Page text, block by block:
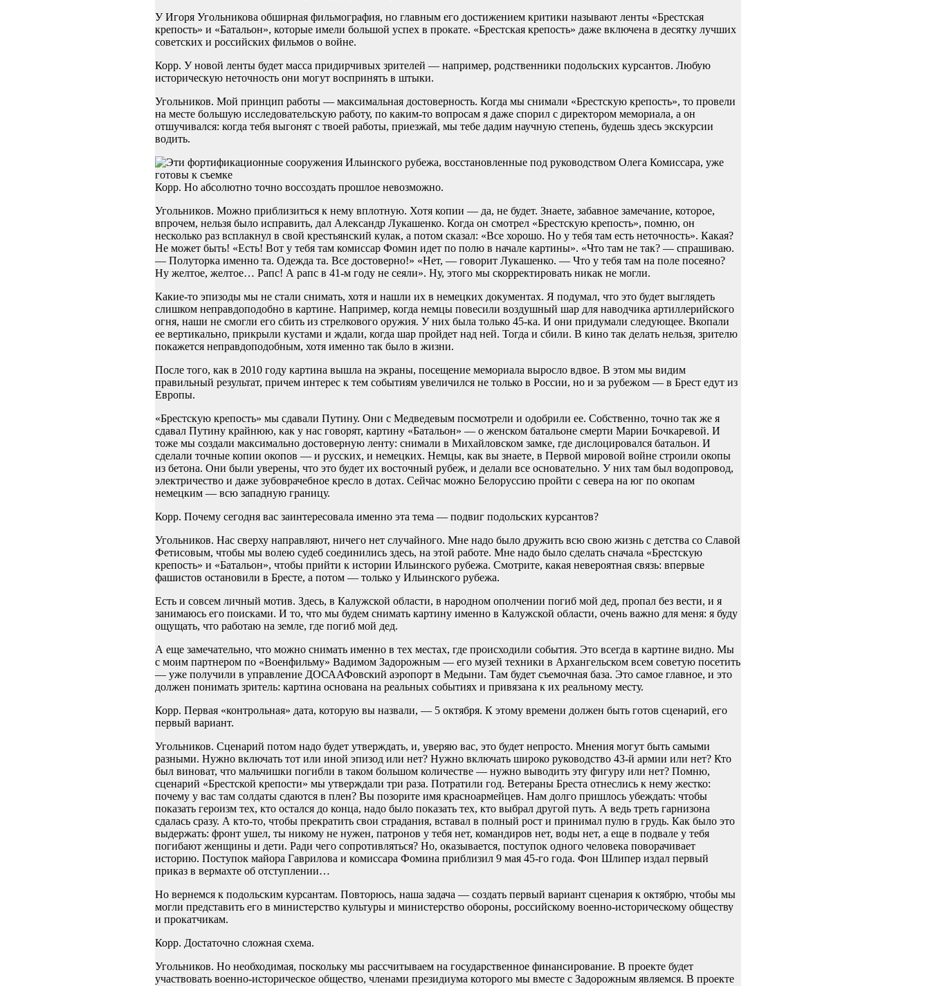
У Игоря Угольникова обширная фильмография, но главным его достижением критики называют ленты «Брестская
крепость» и «Батальон», которые имели большой успех в прокате. «Брестская крепость» даже включена в десятку лучших
советских и российских фильмов о войне.
Корр. У новой ленты будет масса придирчивых зрителей — например, родственники подольских курсантов. Любую
историческую неточность они могут воспринять в штыки.
Угольников. Мой принцип работы — максимальная достоверность. Когда мы снимали «Брестскую крепость», то провели
на месте большую исследовательскую работу, по каким-то вопросам я даже спорил с директором мемориала, а он
отшучивался: когда тебя выгонят с твоей работы, приезжай, мы тебе дадим научную степень, будешь здесь экскурсии
водить.
Корр. Но абсолютно точно воссоздать прошлое невозможно.
Угольников. Можно приблизиться к нему вплотную. Хотя копии — да, не будет. Знаете, забавное замечание, которое,
впрочем, нельзя было исправить, дал Александр Лукашенко. Когда он смотрел «Брестскую крепость», помню, он
несколько раз всплакнул в свой крестьянский кулак, а потом сказал: «Все хорошо. Но у тебя там есть неточность». Какая?
Не может быть! «Есть! Вот у тебя там комиссар Фомин идет по полю в начале картины». «Что там не так? — спрашиваю.
— Полуторка именно та. Одежда та. Все достоверно!» «Нет, — говорит Лукашенко. — Что у тебя там на поле посеяно?
Ну желтое, желтое… Рапс! А рапс в 41-м году не сеяли». Ну, этого мы скорректировать никак не могли.
Какие-то эпизоды мы не стали снимать, хотя и нашли их в немецких документах. Я подумал, что это будет выглядеть
слишком неправдоподобно в картине. Например, когда немцы повесили воздушный шар для наводчика артиллерийского
огня, наши не смогли его сбить из стрелкового оружия. У них была только 45-ка. И они придумали следующее. Вкопали
ее вертикально, прикрыли кустами и ждали, когда шар пройдет над ней. Тогда и сбили. В кино так делать нельзя, зрителю
покажется неправдоподобным, хотя именно так было в жизни.
После того, как в 2010 году картина вышла на экраны, посещение мемориала выросло вдвое. В этом мы видим
правильный результат, причем интерес к тем событиям увеличился не только в России, но и за рубежом — в Брест едут из
Европы.
«Брестскую крепость» мы сдавали Путину. Они с Медведевым посмотрели и одобрили ее. Собственно, точно так же я
сдавал Путину крайнюю, как у нас говорят, картину «Батальон» — о женском батальоне смерти Марии Бочкаревой. И
тоже мы создали максимально достоверную ленту: снимали в Михайловском замке, где дислоцировался батальон. И
сделали точные копии окопов — и русских, и немецких. Немцы, как вы знаете, в Первой мировой войне строили окопы
из бетона. Они были уверены, что это будет их восточный рубеж, и делали все основательно. У них там был водопровод,
электричество и даже зубоврачебное кресло в дотах. Сейчас можно Белоруссию пройти с севера на юг по окопам
немецким — всю западную границу.
Корр. Почему сегодня вас заинтересовала именно эта тема — подвиг подольских курсантов?
Угольников. Нас сверху направляют, ничего нет случайного. Мне надо было дружить всю свою жизнь с детства со Славой
Фетисовым, чтобы мы волею судеб соединились здесь, на этой работе. Мне надо было сделать сначала «Брестскую
крепость» и «Батальон», чтобы прийти к истории Ильинского рубежа. Смотрите, какая невероятная связь: впервые
фашистов остановили в Бресте, а потом — только у Ильинского рубежа.
Есть и совсем личный мотив. Здесь, в Калужской области, в народном ополчении погиб мой дед, пропал без вести, и я
занимаюсь его поисками. И то, что мы будем снимать картину именно в Калужской области, очень важно для меня: я буду
ощущать, что работаю на земле, где погиб мой дед.
А еще замечательно, что можно снимать именно в тех местах, где происходили события. Это всегда в картине видно. Мы
с моим партнером по «Военфильму» Вадимом Задорожным — его музей техники в Архангельском всем советую посетить
— уже получили в управление ДОСААФовский аэропорт в Медыни. Там будет съемочная база. Это самое главное, и это
должен понимать зритель: картина основана на реальных событиях и привязана к их реальному месту.
Корр. Первая «контрольная» дата, которую вы назвали, — 5 октября. К этому времени должен быть готов сценарий, его
первый вариант.
Угольников. Сценарий потом надо будет утверждать, и, уверяю вас, это будет непросто. Мнения могут быть самыми
разными. Нужно включать тот или иной эпизод или нет? Нужно включать широко руководство 43-й армии или нет? Кто
был виноват, что мальчишки погибли в таком большом количестве — нужно выводить эту фигуру или нет? Помню,
сценарий «Брестской крепости» мы утверждали три раза. Потратили год. Ветераны Бреста отнеслись к нему жестко:
почему у вас там солдаты сдаются в плен? Вы позорите имя красноармейцев. Нам долго пришлось убеждать: чтобы
показать героизм тех, кто остался до конца, надо было показать тех, кто выбрал другой путь. А ведь треть гарнизона
сдалась сразу. А кто-то, чтобы прекратить свои страдания, вставал в полный рост и принимал пулю в грудь. Как было это
выдержать: фронт ушел, ты никому не нужен, патронов у тебя нет, командиров нет, воды нет, а еще в подвале у тебя
погибают женщины и дети. Ради чего сопротивляться? Но, оказывается, поступок одного человека поворачивает
историю. Поступок майора Гаврилова и комиссара Фомина приблизил 9 мая 45-го года. Фон Шлипер издал первый
приказ в вермахте об отступлении…
Но вернемся к подольским курсантам. Повторюсь, наша задача — создать первый вариант сценария к октябрю, чтобы мы
могли представить его в министерство культуры и министерство обороны, российскому военно-историческому обществу
и прокатчикам.
Корр. Достаточно сложная схема.
Угольников. Но необходимая, поскольку мы рассчитываем на государственное финансирование. В проекте будет
участвовать военно-историческое общество, членами президиума которого мы вместе с Задорожным являемся. В проекте